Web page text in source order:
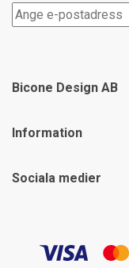
Bicone Design AB
Information
Sociala medier